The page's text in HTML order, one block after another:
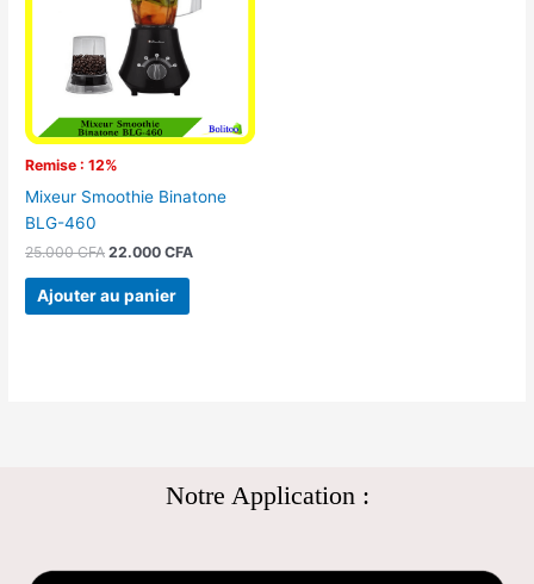
Remise : 12%
Mixeur Smoothie Binatone
BLG-460
25.000CFA 22.000CFA
Ajouter au panier
Notre Application :